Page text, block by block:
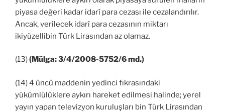
piyasa değeri kadar idarî para cezası ile cezalandırılır.
Ancak, verilecek idarî para cezasının miktarı
ikiyüzellibin Türk Lirasından az olamaz.
(13)(Mülga: 3/4/2008-5752/6 md.)
(14) 4 üncü maddenin yedinci fıkrasındaki
yükümlülüklere aykırı hareket edilmesi halinde; yerel
yayın yapan televizyon kuruluşları bin Türk Lirasından